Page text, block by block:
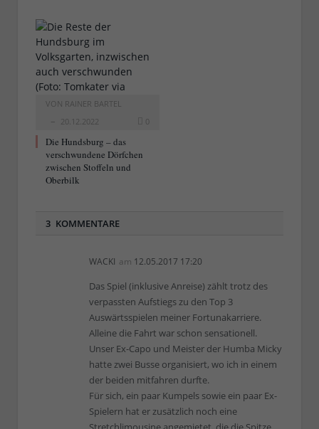
VON RAINER BARTEL
20.12.2022
0
Die Hundsburg – das
verschwundene Dörfchen
zwischen Stoffeln und
Oberbilk
3 KOMMENTARE
WACKI am 12.05.2017 17:20
Das Spiel (inklusive Anreise) zählt trotz des
verpassten Aufstiegs zu den Top 3
Auswärtsspielen meiner Fortunakarriere.
Alleine die Fahrt war schon sensationell.
Unser Ex-Capo und Meister der Humba Micky
hatte zwei Busse organisiert, wo ich in einem
der beiden mitfahren durfte.
Für sich, ein paar Kumpels sowie ein paar Ex-
Spielern hat er zusätzlich noch eine